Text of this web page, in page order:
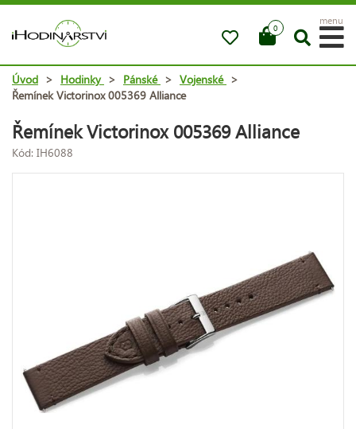
0
menu
Úvod > Hodinky > Pánské > Vojenské >
Řemínek Victorinox 005369 Alliance
Řemínek Victorinox 005369 Alliance
Kód: IH6088